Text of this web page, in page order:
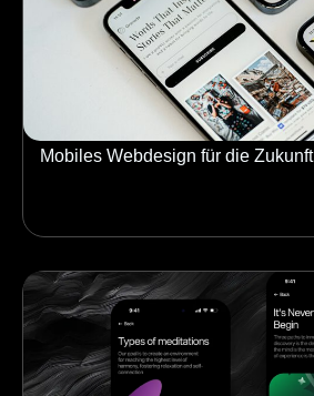
Mobiles Webdesign für die Zukunft